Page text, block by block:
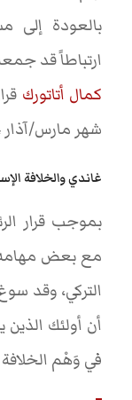
بالعودة إلى
ارتباطاً قد
كمال أتاتورك
شهر مارس/آذار 1924.
غاندي والخلافة
بموجب قرار
مع بعض مهامه،
التركي، وقد
أن أولئك
في وَهْم